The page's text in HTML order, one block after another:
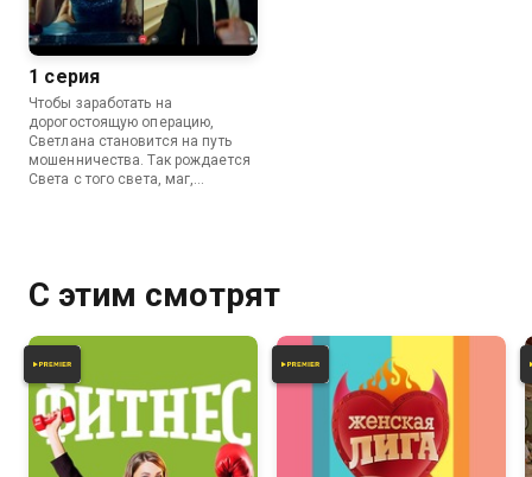
1 серия
Чтобы заработать на
дорогостоящую операцию,
Светлана становится на путь
мошенничества. Так рождается
Света с того света, маг,
С этим смотрят